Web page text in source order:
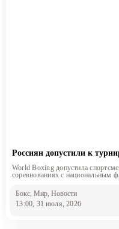
Россиян допустили к
World Boxing допустила
соревнованиях с национальным
Бокс, Мир, Новости
13:00, 31 июля, 2026